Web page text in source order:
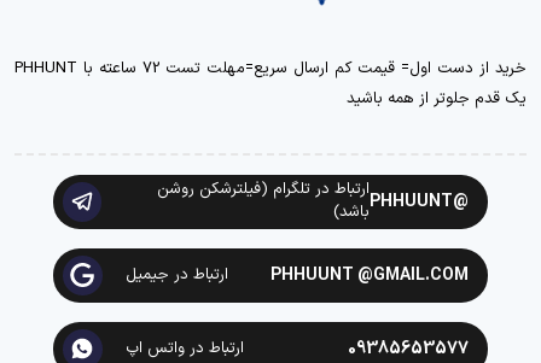
خرید از دست اول= قیمت کم ارسال سریع=مهلت تست 72 ساعته با PHHUNT
یک قدم جلوتر از همه باشید
@PHHUUNT
ارتباط در تلگرام (فیلترشکن روشن
باشد)
PHHUUNT @GMAIL.COM ارتباط در جیمیل
09385653577 ارتباط در واتس اپ